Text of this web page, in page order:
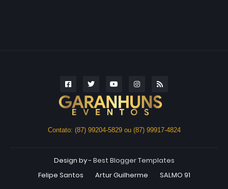
Contato: (87) 99204-5829 ou (87) 99917-4824
Design by - Best Blogger Templates
Felipe Santos
Artur Guilherme SALMO 91